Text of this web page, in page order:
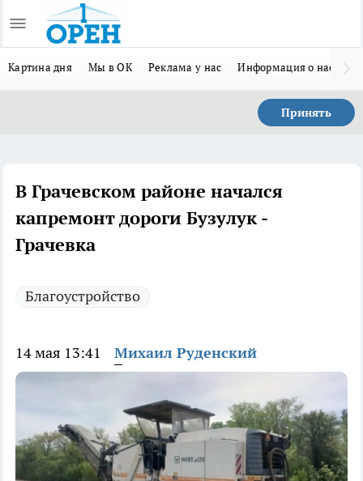
Картина дня Мы в ОК Реклама у нас Информация о нас
Принять
В Грачевском районе начался
капремонт дороги Бузулук -
Грачевка
Благоустройство
14 мая 13:41 Михаил Руденский